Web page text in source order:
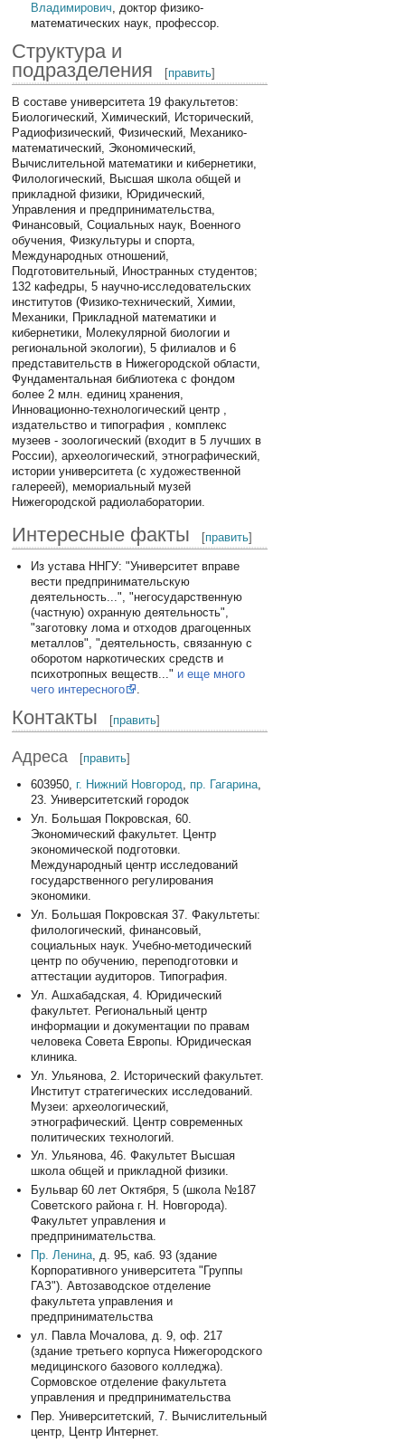
Владимирович , доктор физико-
математических наук, профессор.
Структура и
подразделения
[править]
В составе университета 19 факультетов:
Биологический, Химический, Исторический,
Радиофизический, Физический, Механико-
математический, Экономический,
Вычислительной математики и кибернетики,
Филологический, Высшая школа общей и
прикладной физики, Юридический,
Управления и предпринимательства,
Финансовый, Социальных наук, Военного
обучения, Физкультуры и спорта,
Международных отношений,
Подготовительный, Иностранных студентов;
132 кафедры, 5 научно-исследовательских
институтов (Физико-технический, Химии,
Механики, Прикладной математики и
кибернетики, Молекулярной биологии и
региональной экологии), 5 филиалов и 6
представительств в Нижегородской области,
Фундаментальная библиотека с фондом
более 2 млн. единиц хранения,
Инновационно-технологический центр ,
издательство и типография , комплекс
музеев - зоологический (входит в 5 лучших в
России), археологический, этнографический,
истории университета (с художественной
галереей), мемориальный музей
Нижегородской радиолаборатории.
Интересные факты [править]
Из устава ННГУ: "Университет вправе
вести предпринимательскую
деятельность...", "негосударственную
(частную) охранную деятельность",
"заготовку лома и отходов драгоценных
металлов", "деятельность, связанную с
оборотом наркотических средств и
психотропных веществ..." и еще много
чего интересного
.
Контакты [править]
Адреса [править]
603950, г. Нижний Новгород, пр. Гагарина,
23. Университетский городок
Ул. Большая Покровская, 60.
Экономический факультет. Центр
экономической подготовки.
Международный центр исследований
государственного регулирования
экономики.
Ул. Большая Покровская 37. Факультеты:
филологический, финансовый,
социальных наук. Учебно-методический
центр по обучению, переподготовки и
аттестации аудиторов. Типография.
Ул. Ашхабадская, 4. Юридический
факультет. Региональный центр
информации и документации по правам
человека Совета Европы. Юридическая
клиника.
Ул. Ульянова, 2. Исторический факультет.
Институт стратегических исследований.
Музеи: археологический,
этнографический. Центр современных
политических технологий.
Ул. Ульянова, 46. Факультет Высшая
школа общей и прикладной физики.
Бульвар 60 лет Октября, 5 (школа №187
Советского района г. Н. Новгорода).
Факультет управления и
предпринимательства.
Пр. Ленина, д. 95, каб. 93 (здание
Корпоративного университета "Группы
ГАЗ"). Автозаводское отделение
факультета управления и
предпринимательства
ул. Павла Мочалова, д. 9, оф. 217
(здание третьего корпуса Нижегородского
медицинского базового колледжа).
Сормовское отделение факультета
управления и предпринимательства
Пер. Университетский, 7. Вычислительный
центр, Центр Интернет.